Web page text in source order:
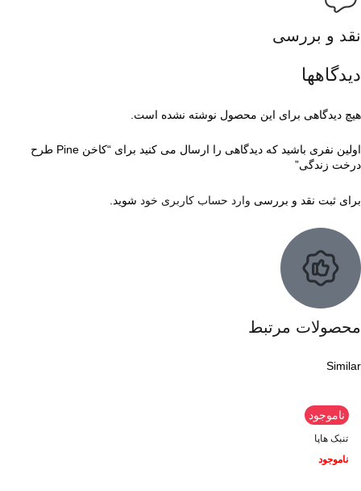
نقد و بررسی
دیدگاهها
هیچ دیدگاهی برای این محصول نوشته نشده است.
اولین نفری باشید که دیدگاهی را ارسال می کنید برای “کاخن Pine طرح
درخت زندگی”
برای ثبت نقد و بررسی وارد حساب کاربری خود شوید.
محصولات مرتبط
Similar
ناموجود
تنبک هاپا
ناموجود